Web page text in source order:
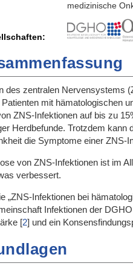
medizinische
des zentralen Nervensystems
mit hämatologischen
ZNS-Infektionen auf bis zu
Herdbefunde. Trotzdem kann
die Symptome einer ZNS-
von ZNS-Infektionen ist im
verbessert.
„ZNS-Infektionen bei
Infektionen der
[2] und ein